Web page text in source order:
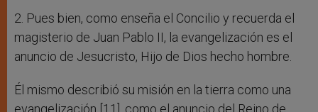
2. Pues bien, como enseña el Concilio y recuerda el
magisterio de Juan Pablo II, la evangelización es el
anuncio de Jesucristo, Hijo de Dios hecho hombre.
Él mismo describió su misión en la tierra como una
evangelización [11], como el anuncio del Reino de